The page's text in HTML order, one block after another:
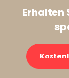
Erhalten